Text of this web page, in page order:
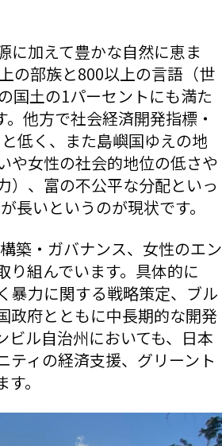
に加えて豊かな自然に恵ま
の部族と800以上の言語（世
国土の1パーセントにも満た
他方で社会経済開発指標・
低く、また島嶼国ゆえの地
や女性の社会的地位の低さや
）、富の不公平な分配といっ
長いというのが現状です。
築・ガバナンス、女性のエン
り組んでいます。具体的に
暴力に関する戦略策定、ブル
政府とともに中長期的な開発
ル自治州においても、日本
ティの経済支援、グリーント
。